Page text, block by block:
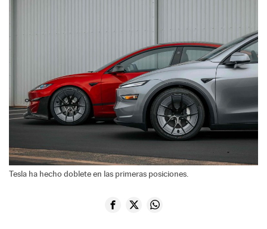
Tesla ha hecho doblete en las primeras posiciones.